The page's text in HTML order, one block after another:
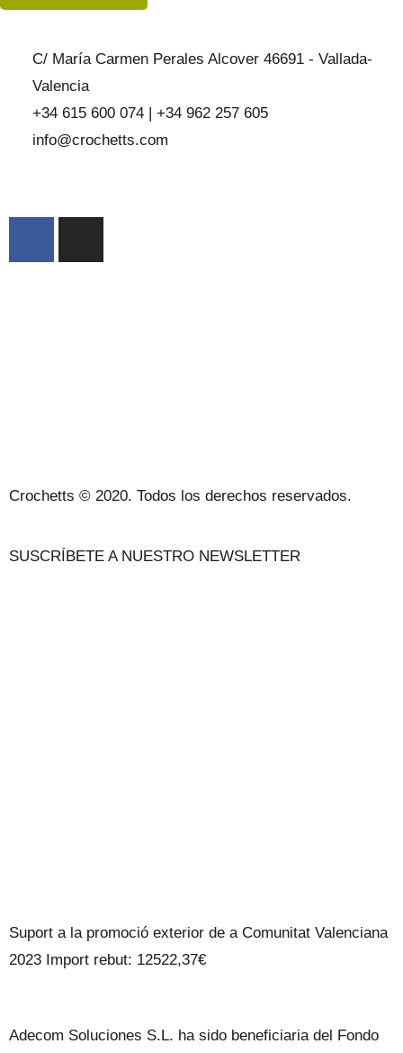
C/ María Carmen Perales Alcover 46691 - Vallada-
Valencia
+34 615 600 074 | +34 962 257 605
info@crochetts.com
Crochetts © 2020. Todos los derechos reservados.
SUSCRÍBETE A NUESTRO NEWSLETTER
Suport a la promoció exterior de a Comunitat Valenciana
2023 Import rebut: 12522,37€
Adecom Soluciones S.L. ha sido beneficiaria del Fondo